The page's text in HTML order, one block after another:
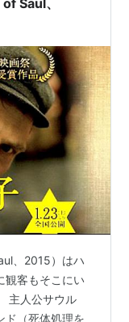
、2015）はハ
観客もそこにい
主人公サウル
ド（死体処理を